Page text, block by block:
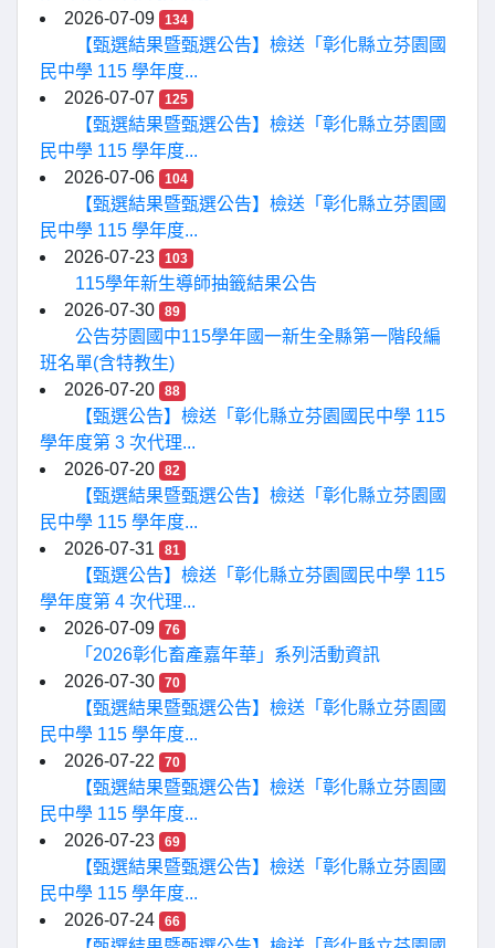
2026-07-09
134
【甄選結果暨甄選公告】檢送「彰化縣立芬園國
民中學 115 學年度...
2026-07-07
125
【甄選結果暨甄選公告】檢送「彰化縣立芬園國
民中學 115 學年度...
2026-07-06
104
【甄選結果暨甄選公告】檢送「彰化縣立芬園國
民中學 115 學年度...
2026-07-23
103
115學年新生導師抽籤結果公告
2026-07-30
89
公告芬園國中115學年國一新生全縣第一階段編
班名單(含特教生)
2026-07-20
88
【甄選公告】檢送「彰化縣立芬園國民中學 115
學年度第 3 次代理...
2026-07-20
82
【甄選結果暨甄選公告】檢送「彰化縣立芬園國
民中學 115 學年度...
2026-07-31
81
【甄選公告】檢送「彰化縣立芬園國民中學 115
學年度第 4 次代理...
2026-07-09
76
「2026彰化畜產嘉年華」系列活動資訊
2026-07-30
70
【甄選結果暨甄選公告】檢送「彰化縣立芬園國
民中學 115 學年度...
2026-07-22
70
【甄選結果暨甄選公告】檢送「彰化縣立芬園國
民中學 115 學年度...
2026-07-23
69
【甄選結果暨甄選公告】檢送「彰化縣立芬園國
民中學 115 學年度...
2026-07-24
66